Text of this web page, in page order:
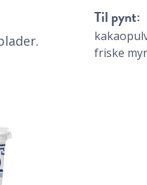
Til pynt:
friske